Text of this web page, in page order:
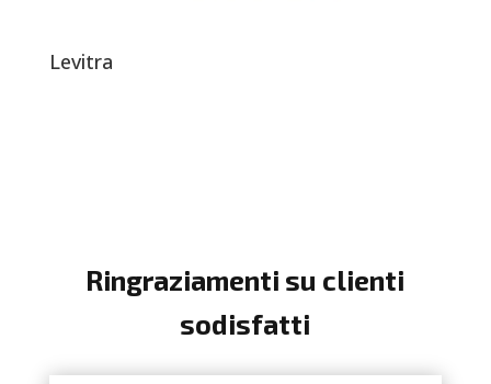
Levitra
Ringraziamenti su clienti
sodisfatti